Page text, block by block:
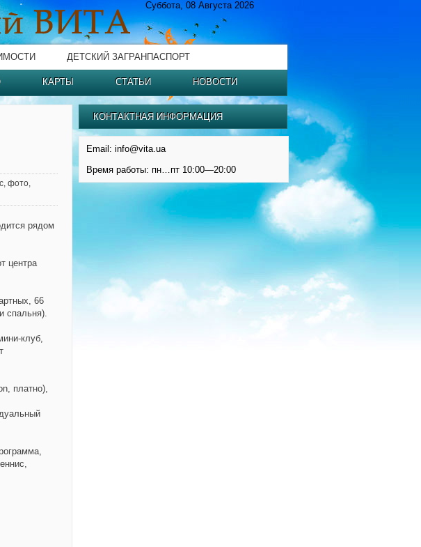
Суббота, 08 Августа 2026
ДЕТСКИЙ ЗАГРАНПАСПОРТ
КАРТЫ СТАТЬИ НОВОСТИ
фото,
рядом
центра
66
спальня).
клуб,
платно),
КОНТАКТНАЯ ИНФОРМАЦИЯ
Email: info@vita.ua
Время работы: пн…пт 10:00—20:00